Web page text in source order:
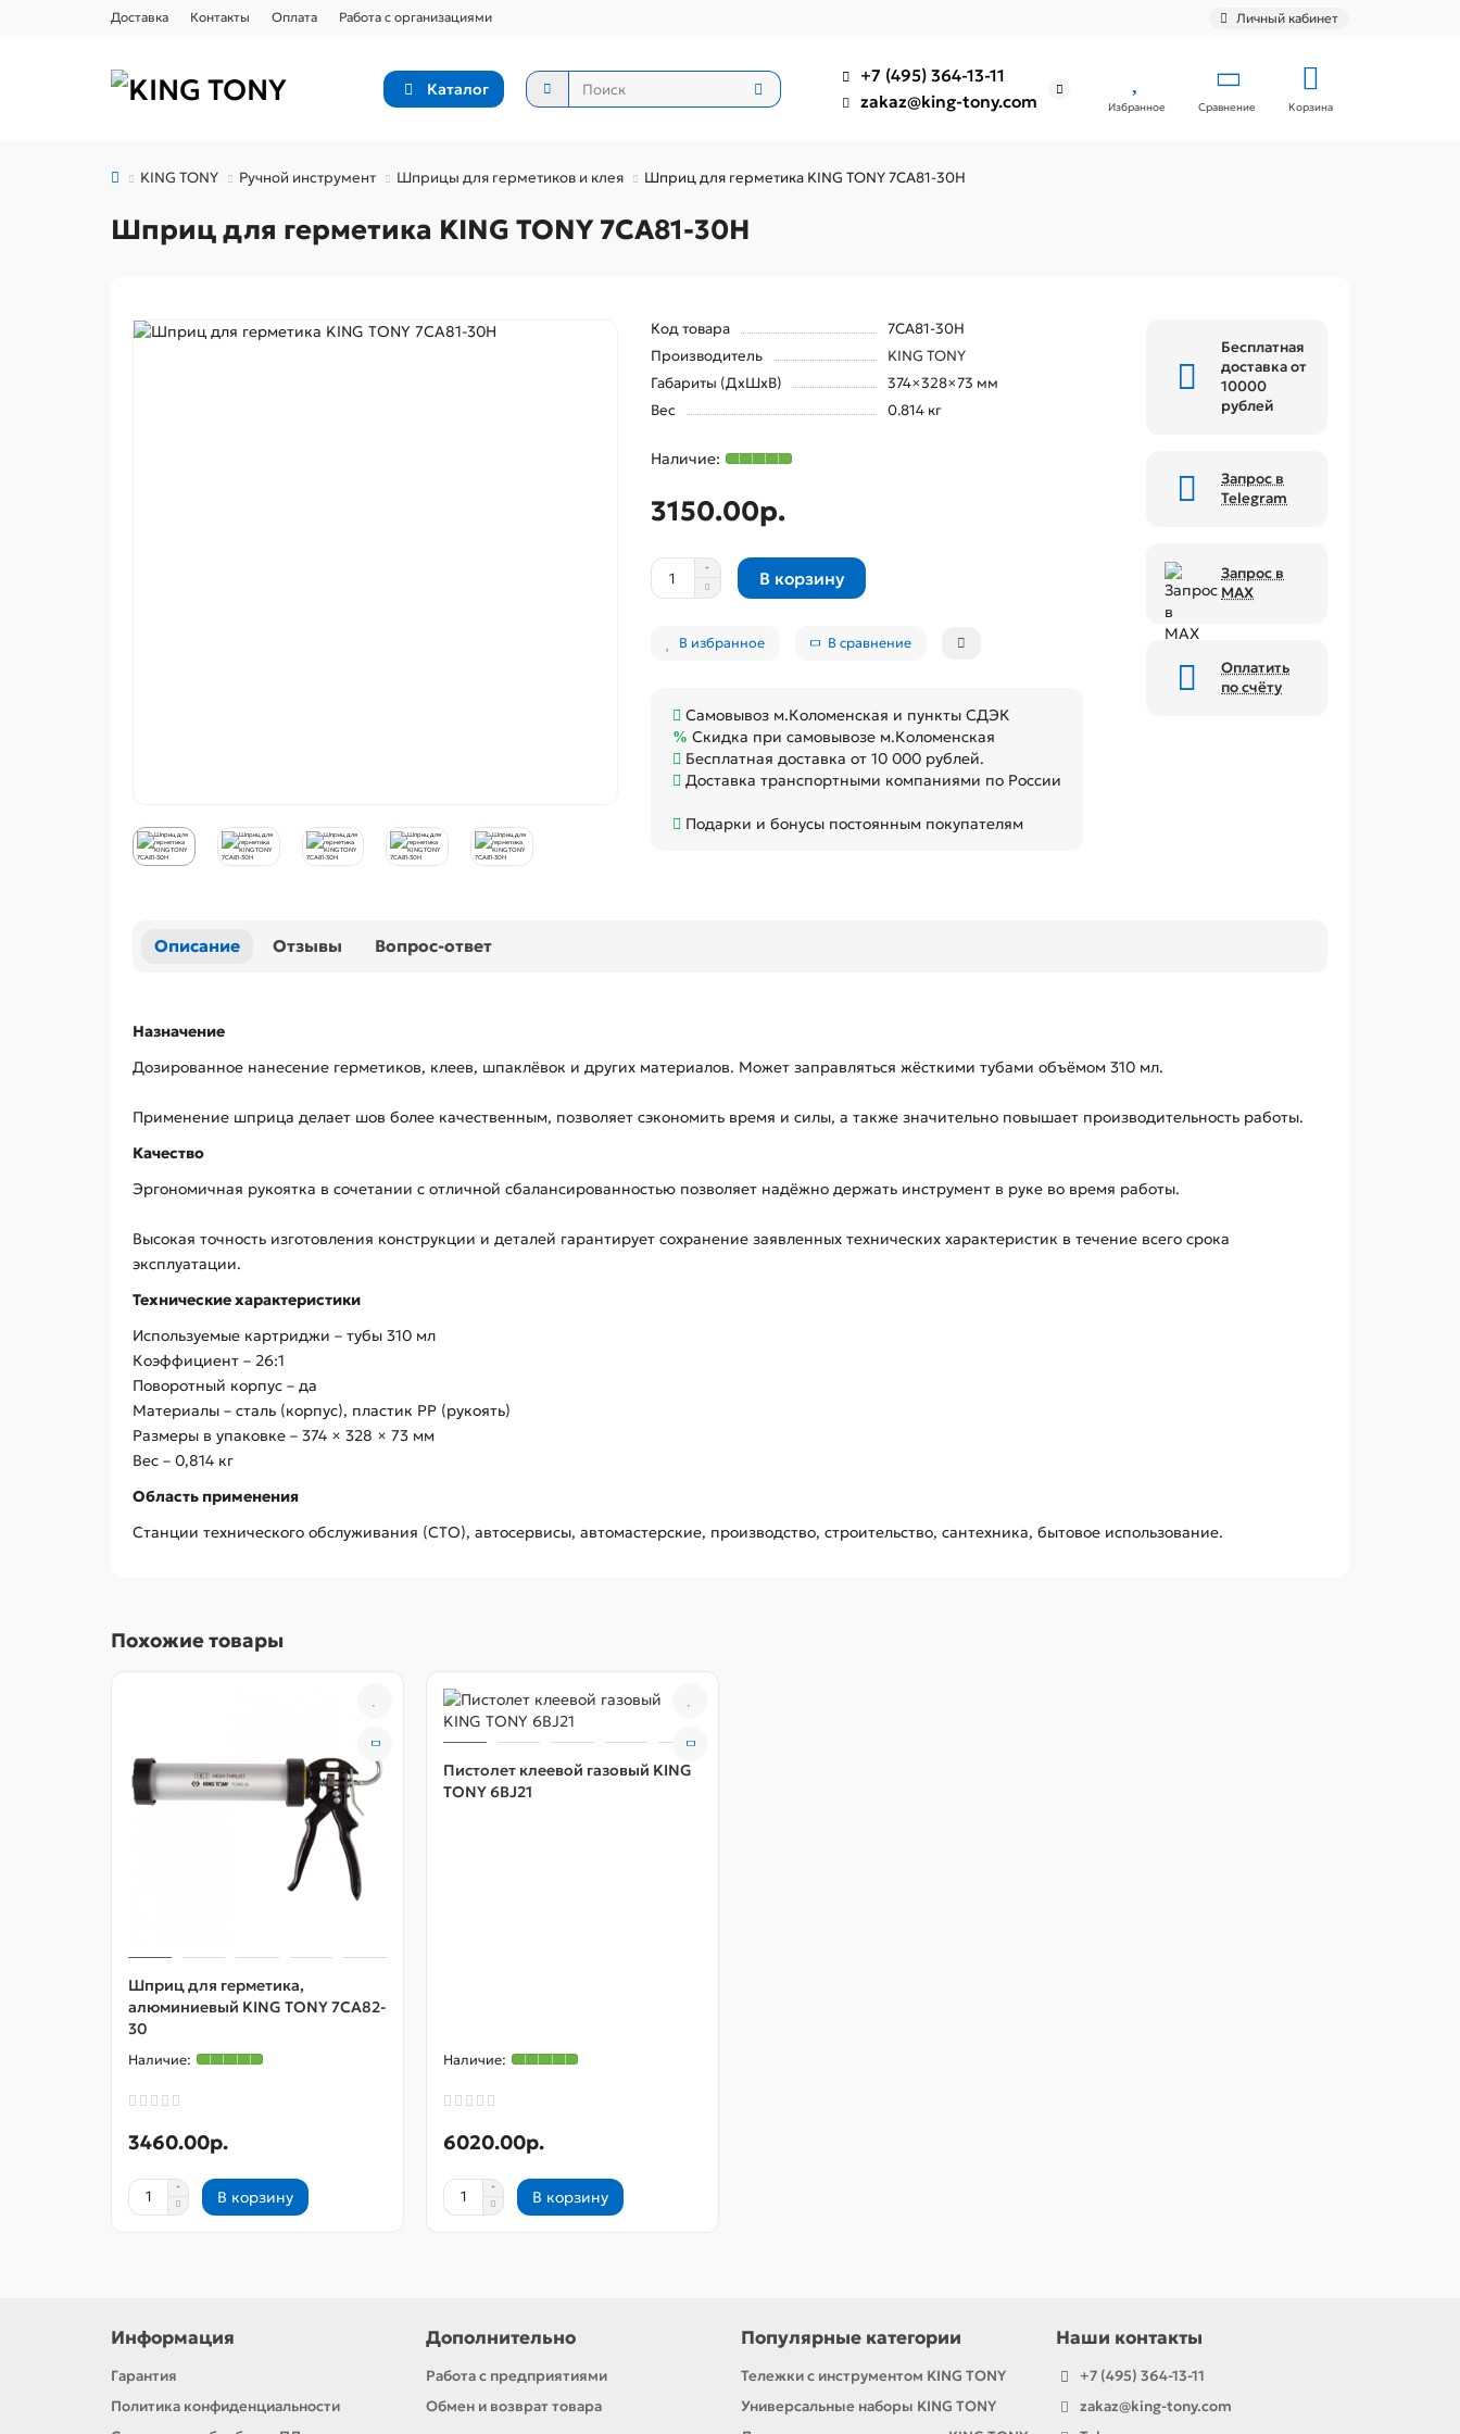
Доставка Контакты Оплата Работа с организациями Личный кабинет
Каталог
+7 (495) 364-13-11
zakaz@king-tony.com
Избранное Сравнение Корзина
KING TONY Ручной инструмент Шприцы для герметиков и клея Шприц для герметика KING TONY 7CA81-30H
Шприц для герметика KING TONY 7CA81-30H
Код товара
7CA81-30H
Производитель
KING TONY
Габариты (ДхШхВ)
374×328×73 мм
Вес
0.814 кг
3150.00р.
В корзину
В избранное В сравнение
Самовывоз м.Коломенская и пункты СДЭК
Скидка при самовывозе м.Коломенская
Бесплатная доставка от 10 000 рублей.
Доставка транспортными компаниями по России
Подарки и бонусы постоянным покупателям
Бесплатная
доставка от
10000
рублей
Запрос в
Telegram
Запрос в
MAX
Оплатить
по счёту
Описание Отзывы Вопрос-ответ
Назначение
Дозированное нанесение герметиков, клеев, шпаклёвок и других материалов. Может заправляться жёсткими тубами объёмом 310 мл.
Применение шприца делает шов более качественным, позволяет сэкономить время и силы, а также значительно повышает производительность работы.
Качество
Эргономичная рукоятка в сочетании с отличной сбалансированностью позволяет надёжно держать инструмент в руке во время работы.
Высокая точность изготовления конструкции и деталей гарантирует сохранение заявленных технических характеристик в течение всего срока
эксплуатации.
Технические характеристики
Используемые картриджи – тубы 310 мл
Коэффициент – 26:1
Поворотный корпус – да
Материалы – сталь (корпус), пластик РР (рукоять)
Размеры в упаковке – 374 × 328 × 73 мм
Вес – 0,814 кг
Область применения
Станции технического обслуживания (СТО), автосервисы, автомастерские, производство, строительство, сантехника, бытовое использование.
Похожие товары
Шприц для герметика,
алюминиевый KING TONY 7CA82-
30
3460.00р.
В корзину
Пистолет клеевой газовый KING
TONY 6BJ21
6020.00р.
В корзину
Информация
Гарантия
Политика конфиденциальности
Дополнительно
Работа с предприятиями
Обмен и возврат товара
Популярные категории
Тележки с инструментом KING TONY
Универсальные наборы KING TONY
Наши контакты
+7 (495) 364-13-11
zakaz@king-tony.com